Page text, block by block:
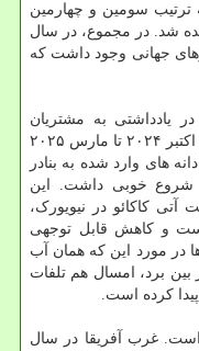
ترتیب سومین و چهارمین
شد. در مجموع، در سال
در بازارهای جهانی وجود داشت که
یادداشتی به مشتریان
اظهار داشت: آخرین برداشت کاکائو که از اکتبر ۲۰۲۴ تا مارس ۲۰۲۵
۳۳ درصد بیشتر دانه های وارد شده به بنادر
شروع خوبی داشت. این
کاکائو در نیویورک،
در هر تن است و کاهش قابل توجهی
در مورد این که همان آب
برد، امسال هم تلفات
کرده است.
است. غرب آفریقا در سال